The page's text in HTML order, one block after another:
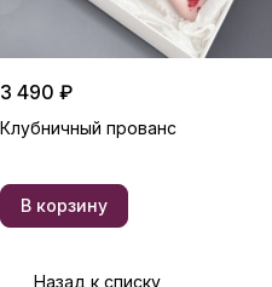
3 490 ₽
Клубничный прованс
В корзину
Назад к списку